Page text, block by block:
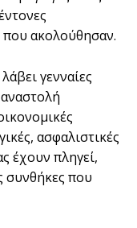
που ακολούθησαν.
γενναίες
ασφαλιστικές
έχουν πληγεί,
συνθήκες που